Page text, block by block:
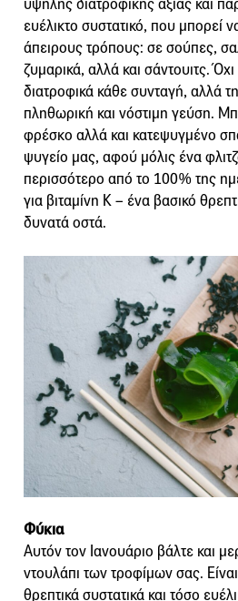
υψηλής διατροφικής αξίας και
ευέλικτο συστατικό, που μπορεί
άπειρους τρόπους: σε σούπες,
ζυμαρικά, αλλά και σάντουιτς.
διατροφικά κάθε συνταγή, αλλά
πληθωρική και νόστιμη γεύση.
φρέσκο αλλά και κατεψυγμένο
ψυγείο μας, αφού μόλις ένα
περισσότερο από το 100% της
για βιταμίνη Κ – ένα βασικό
δυνατά οστά.
Φύκια
Αυτόν τον Ιανουάριο βάλτε και
ντουλάπι των τροφίμων σας.
θρεπτικά συστατικά και τόσο